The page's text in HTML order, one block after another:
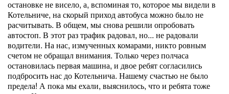
остановке не висело, а, вспоминая то, которое мы видели в
Котельниче, на скорый приход автобуса можно было не
расчитывать. В общем, мы снова решили опробовать
автостоп. В этот раз трафик радовал, но... не радовали
водители. На нас, измученных комарами, никто ровным
счетом не обращал внимания. Только через полчаса
остановилась первая машина, и двое ребят согласились
подбросить нас до Котельнича. Нашему счастью не было
предела! А пока мы ехали, выяснилось, что и ребята тоже